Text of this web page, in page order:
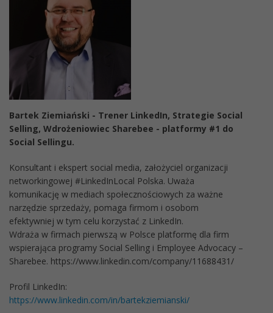
Bartek Ziemiański - Trener LinkedIn, Strategie Social
Selling, Wdrożeniowiec Sharebee - platformy #1 do
Social Sellingu.
Konsultant i ekspert social media, założyciel organizacji
networkingowej #LinkedInLocal Polska. Uważa
komunikację w mediach społecznościowych za ważne
narzędzie sprzedaży, pomaga firmom i osobom
efektywniej w tym celu korzystać z LinkedIn.
Wdraża w firmach pierwszą w Polsce platformę dla firm
wspierająca programy Social Selling i Employee Advocacy –
Sharebee. https://www.linkedin.com/company/11688431/
Profil LinkedIn:
https://www.linkedin.com/in/bartekziemianski/